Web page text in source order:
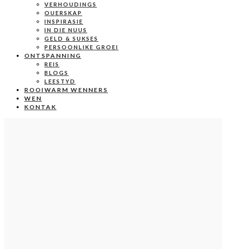
VERHOUDINGS
OUERSKAP
INSPIRASIE
IN DIE NUUS
GELD & SUKSES
PERSOONLIKE GROEI
ONTSPANNING
REIS
BLOGS
LEESTYD
ROOIWARM WENNERS
WEN
KONTAK